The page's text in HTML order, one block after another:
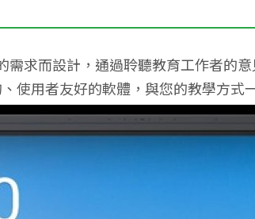
需求而設計，通過聆聽教育工作者的
使用者友好的軟體，與您的教學方式